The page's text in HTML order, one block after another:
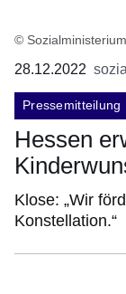
© Sozialministerium
28.12.2022
Pressemitteilung
Hessen
Klose: „Wir
Konstellation.“